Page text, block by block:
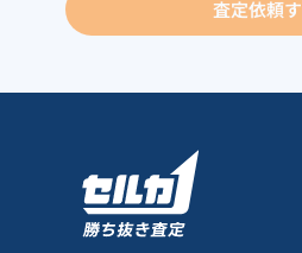
査定依頼